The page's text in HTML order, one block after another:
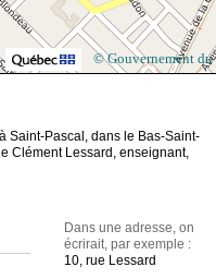
© Gouvernement du
Saint-Pascal, dans le Bas-Saint-
Clément Lessard, enseignant,
Dans une adresse, on
écrirait, par exemple :
10, rue Lessard